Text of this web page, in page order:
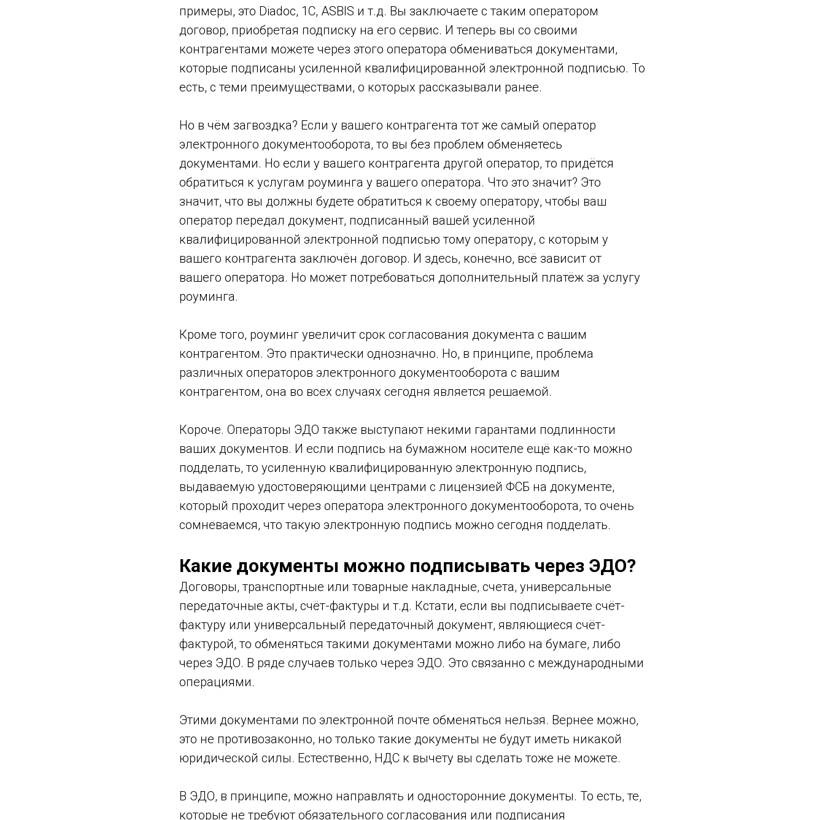
примеры, это Diadoc, 1C, ASBIS и т.д. Вы заключаете с таким оператором
договор, приобретая подписку на его сервис. И теперь вы со своими
контрагентами можете через этого оператора обмениваться документами,
которые подписаны усиленной квалифицированной электронной подписью. То
есть, с теми преимуществами, о которых рассказывали ранее.
Но в чём загвоздка? Если у вашего контрагента тот же самый оператор
электронного документооборота, то вы без проблем обменяетесь
документами. Но если у вашего контрагента другой оператор, то придётся
обратиться к услугам роуминга у вашего оператора. Что это значит? Это
значит, что вы должны будете обратиться к своему оператору, чтобы ваш
оператор передал документ, подписанный вашей усиленной
квалифицированной электронной подписью тому оператору, с которым у
вашего контрагента заключён договор. И здесь, конечно, всё зависит от
вашего оператора. Но может потребоваться дополнительный платёж за услугу
роуминга.
Кроме того, роуминг увеличит срок согласования документа с вашим
контрагентом. Это практически однозначно. Но, в принципе, проблема
различных операторов электронного документооборота с вашим
контрагентом, она во всех случаях сегодня является решаемой.
Короче. Операторы ЭДО также выступают некими гарантами подлинности
ваших документов. И если подпись на бумажном носителе ещё как-то можно
подделать, то усиленную квалифицированную электронную подпись,
выдаваемую удостоверяющими центрами с лицензией ФСБ на документе,
который проходит через оператора электронного документооборота, то очень
сомневаемся, что такую электронную подпись можно сегодня подделать.
Какие документы можно подписывать через ЭДО?
Договоры, транспортные или товарные накладные, счета, универсальные
передаточные акты, счёт-фактуры и т.д. Кстати, если вы подписываете счёт-
фактуру или универсальный передаточный документ, являющиеся счёт-
фактурой, то обменяться такими документами можно либо на бумаге, либо
через ЭДО. В ряде случаев только через ЭДО. Это связанно с международными
операциями.
Этими документами по электронной почте обменяться нельзя. Вернее можно,
это не противозаконно, но только такие документы не будут иметь никакой
юридической силы. Естественно, НДС к вычету вы сделать тоже не можете.
В ЭДО, в принципе, можно направлять и односторонние документы. То есть, те,
которые не требуют обязательного согласования или подписания